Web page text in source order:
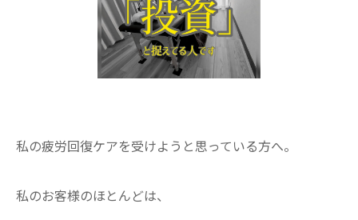
私の疲労回復ケアを受けようと思っている方へ。
​私のお客様のほとんどは、